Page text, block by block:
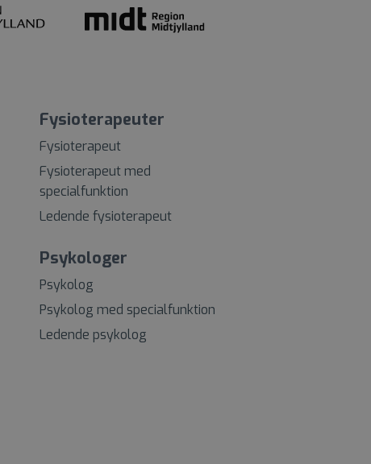
Fysioterapeuter
Fysioterapeut
Fysioterapeut med
specialfunktion
Ledende fysioterapeut
Psykologer
Psykolog
Psykolog med specialfunktion
Ledende psykolog